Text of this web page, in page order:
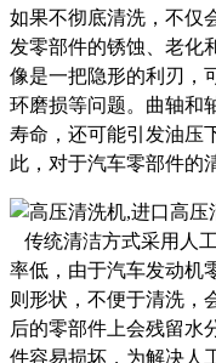
如果不彻底清洗，不仅
发零部件的锈蚀、老化
像是一把隐形的利刃，
环磨损等问题。曲轴和
寿命，还可能引发油压
此，对于汽车零部件的
传统清洁方式采用 人
率低，由于汽车发动机
则形状，不便于清洗，
后的零部件上会残留水
件容易损坏，为解决人